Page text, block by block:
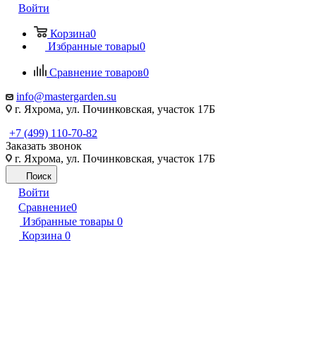
Войти
Корзина0
Избранные товары0
Сравнение товаров0
info@mastergarden.su
г. Яхрома, ул. Починковская, участок 17Б
+7 (499) 110-70-82
Заказать звонок
г. Яхрома, ул. Починковская, участок 17Б
Поиск
Войти
Сравнение0
Избранные товары 0
Корзина 0